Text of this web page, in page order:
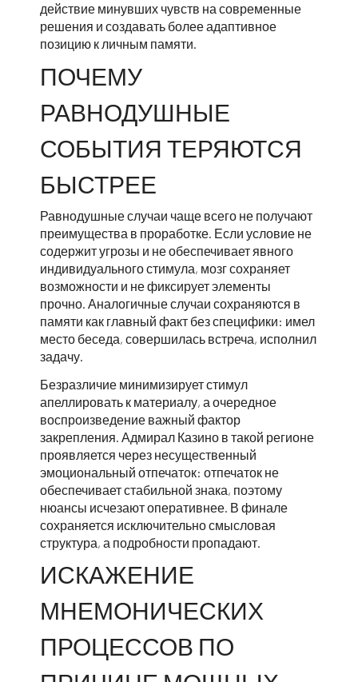
действие минувших чувств на современные
решения и создавать более адаптивное
позицию к личным памяти.
ПОЧЕМУ
РАВНОДУШНЫЕ
СОБЫТИЯ ТЕРЯЮТСЯ
БЫСТРЕЕ
Равнодушные случаи чаще всего не получают
преимущества в проработке. Если условие не
содержит угрозы и не обеспечивает явного
индивидуального стимула, мозг сохраняет
возможности и не фиксирует элементы
прочно. Аналогичные случаи сохраняются в
памяти как главный факт без специфики: имел
место беседа, совершилась встреча, исполнил
задачу.
Безразличие минимизирует стимул
апеллировать к материалу, а очередное
воспроизведение важный фактор
закрепления. Адмирал Казино в такой регионе
проявляется через несущественный
эмоциональный отпечаток: отпечаток не
обеспечивает стабильной знака, поэтому
нюансы исчезают оперативнее. В финале
сохраняется исключительно смысловая
структура, а подробности пропадают.
ИСКАЖЕНИЕ
МНЕМОНИЧЕСКИХ
ПРОЦЕССОВ ПО